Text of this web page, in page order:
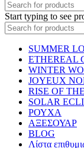
Start typing to see
SUMMER
ETHEREAL
WINTER
JOYEUX
RISE OF
SOLAR
ΡΟΥΧΑ
ΑΞΕΣΟΥΑΡ
BLOG
Λίστα